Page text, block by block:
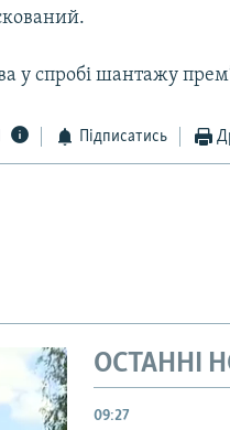
у спробі шантажу
Підписатись
ОСТАННІ
09:27